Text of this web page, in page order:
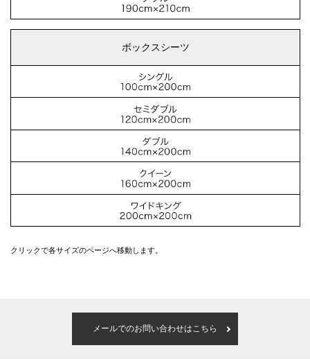
ボックスシーツ
クリックで各サイズのページへ移動します。
メールでのお問い合わせはこちら